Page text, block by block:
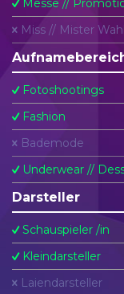
Messe //
Miss // Mister
Fotoshootings
Fashion
Bademode
Underwear //
Darsteller
Schauspieler /in
Kleindarsteller
Laiendarsteller